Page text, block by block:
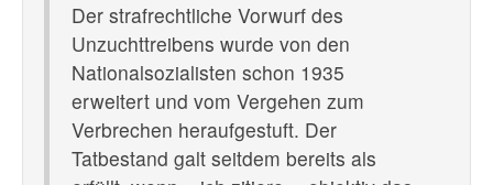
Der strafrechtliche Vorwurf des
Unzuchttreibens wurde von den
Nationalsozialisten schon 1935
erweitert und vom Vergehen zum
Verbrechen heraufgestuft. Der
Tatbestand galt seitdem bereits als